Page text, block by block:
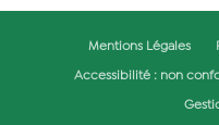
Mentions Légales
Accessibilité : non